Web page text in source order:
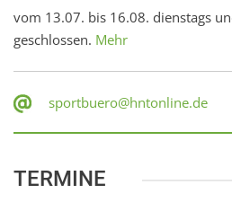
vom 13.07. bis 16.08. dienstags
geschlossen. Mehr
sportbuero@hntonline.de
TERMINE